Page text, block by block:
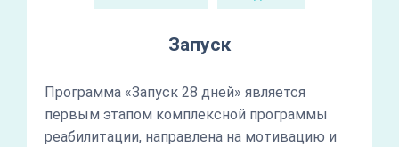
Запуск
Программа «Запуск 28 дней» является
первым этапом комплексной программы
реабилитации, направлена на мотивацию и